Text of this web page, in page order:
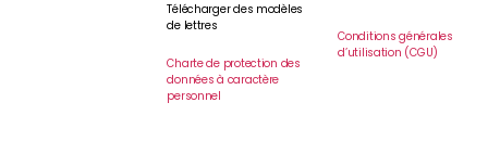
Télécharger des modèles
de lettres
Charte de protection des
données à caractère
personnel
Conditions générales
d’utilisation (CGU)